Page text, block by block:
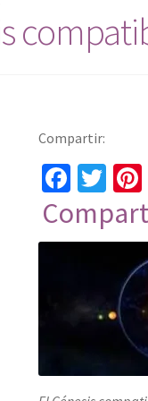
Compartir:
Fa
ce
b
k
T
wi
tt
er
t